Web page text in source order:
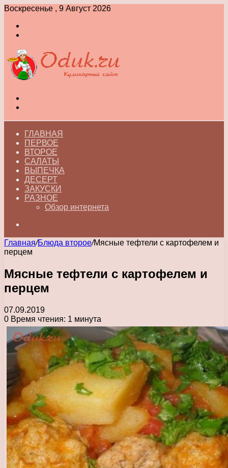
Воскресенье , 9 Август 2026
ГЛАВНАЯ
ПЕРВОЕ
ВТОРОЕ
САЛАТЫ
ВЫПЕЧКА
ДЕСЕРТ
ЗАКУСКИ
РАЗНОЕ
Обзор интернета
Главная/Блюда второе/Мясные тефтели с картофелем и
перцем
Мясные тефтели с картофелем и
перцем
07.09.2019
0 Время чтения: 1 минута